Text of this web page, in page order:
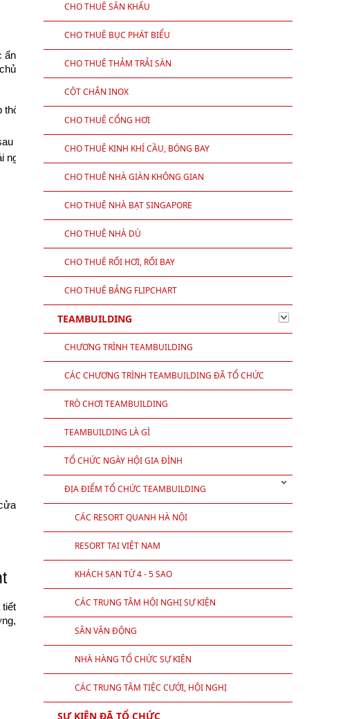
ấn
sự kiện để duy trì độ nhận diện.
khách hàng.
tiết
CHO THUÊ SÂN KHẤU
CHO THUÊ BỤC PHÁT BIỂU
CHO THUÊ THẢM TRẢI SÀN
CỘT CHẮN INOX
CHO THUÊ CỔNG HƠI
CHO THUÊ KINH KHÍ CẦU, BÓNG BAY
CHO THUÊ NHÀ GIÀN KHÔNG GIAN
CHO THUÊ NHÀ BẠT SINGAPORE
CHO THUÊ NHÀ DÙ
CHO THUÊ RỐI HƠI, RỐI BAY
CHO THUÊ BẢNG FLIPCHART
TEAMBUILDING
CHƯƠNG TRÌNH TEAMBUILDING
CÁC CHƯƠNG TRÌNH TEAMBUILDING ĐÃ TỔ CHỨC
TRÒ CHƠI TEAMBUILDING
TEAMBUILDING LÀ GÌ
TỔ CHỨC NGÀY HỘI GIA ĐÌNH
ĐỊA ĐIỂM TỔ CHỨC TEAMBUILDING
CÁC RESORT QUANH HÀ NỘI
RESORT TẠI VIỆT NAM
KHÁCH SẠN TỪ 4 - 5 SAO
CÁC TRUNG TÂM HỘI NGHỊ SỰ KIỆN
SÂN VẬN ĐỘNG
NHÀ HÀNG TỔ CHỨC SỰ KIỆN
CÁC TRUNG TÂM TIỆC CƯỚI, HỘI NGHỊ
SỰ KIỆN ĐÃ TỔ CHỨC